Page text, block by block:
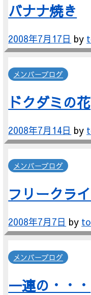
バナナ焼き
2008年7月17日 by
メンバーブログ
ドクダミの花
2008年7月14日 by
メンバーブログ
フリークラ
2008年7月7日 by
メンバーブログ
一連の・・・